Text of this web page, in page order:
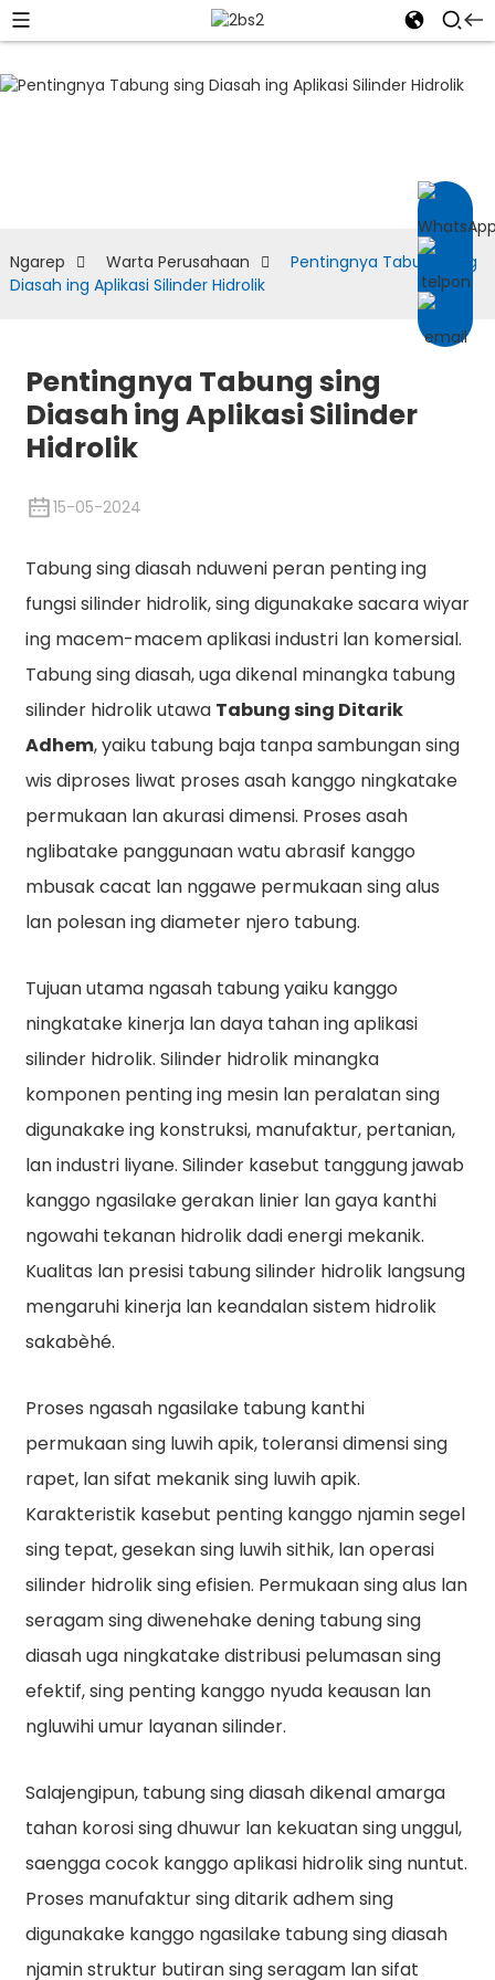
Ngarep Warta Perusahaan
Pentingnya Tabung sing
Diasah ing Aplikasi Silinder Hidrolik
Pentingnya Tabung sing
Diasah ing Aplikasi Silinder
Hidrolik
15-05-2024
Tabung sing diasah nduweni peran penting ing
fungsi silinder hidrolik, sing digunakake sacara wiyar
ing macem-macem aplikasi industri lan komersial.
Tabung sing diasah, uga dikenal minangka tabung
silinder hidrolik utawa Tabung sing Ditarik
Adhem, yaiku tabung baja tanpa sambungan sing
wis diproses liwat proses asah kanggo ningkatake
permukaan lan akurasi dimensi. Proses asah
nglibatake panggunaan watu abrasif kanggo
mbusak cacat lan nggawe permukaan sing alus
lan polesan ing diameter njero tabung.
Tujuan utama ngasah tabung yaiku kanggo
ningkatake kinerja lan daya tahan ing aplikasi
silinder hidrolik. Silinder hidrolik minangka
komponen penting ing mesin lan peralatan sing
digunakake ing konstruksi, manufaktur, pertanian,
lan industri liyane. Silinder kasebut tanggung jawab
kanggo ngasilake gerakan linier lan gaya kanthi
ngowahi tekanan hidrolik dadi energi mekanik.
Kualitas lan presisi tabung silinder hidrolik langsung
mengaruhi kinerja lan keandalan sistem hidrolik
sakabèhé.
Proses ngasah ngasilake tabung kanthi
permukaan sing luwih apik, toleransi dimensi sing
rapet, lan sifat mekanik sing luwih apik.
Karakteristik kasebut penting kanggo njamin segel
sing tepat, gesekan sing luwih sithik, lan operasi
silinder hidrolik sing efisien. Permukaan sing alus lan
seragam sing diwenehake dening tabung sing
diasah uga ningkatake distribusi pelumasan sing
efektif, sing penting kanggo nyuda keausan lan
ngluwihi umur layanan silinder.
Salajengipun, tabung sing diasah dikenal amarga
tahan korosi sing dhuwur lan kekuatan sing unggul,
saengga cocok kanggo aplikasi hidrolik sing nuntut.
Proses manufaktur sing ditarik adhem sing
digunakake kanggo ngasilake tabung sing diasah
njamin struktur butiran sing seragam lan sifat